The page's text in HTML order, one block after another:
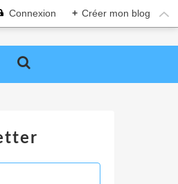
Connexion + Créer mon blog